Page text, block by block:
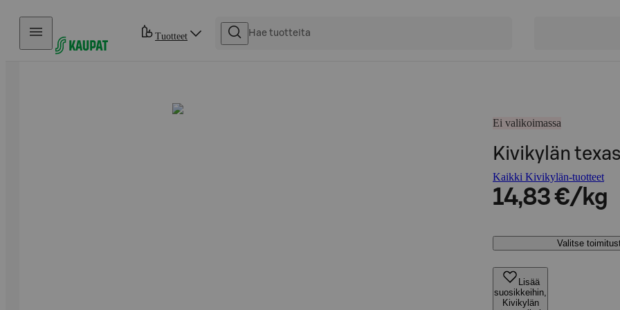
Hyppää sisältöön
Tuotteet
Ei valikoimassa
Kivikylän
Kaikki Kivikylän-tuotteet
14,83 €/kg
Valitse
Lisää
suosikkeihin,
Kivikylän